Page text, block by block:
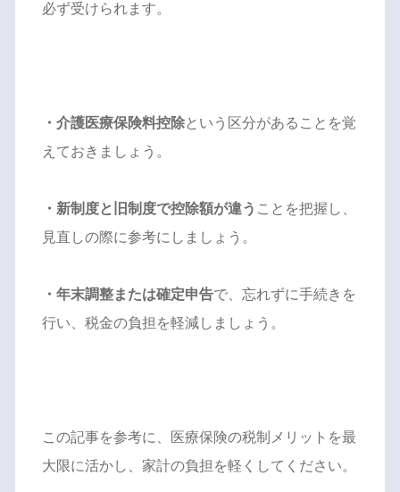
必ず受けられます。
・介護医療保険料控除という区分があることを覚
えておきましょう。
・新制度と旧制度で控除額が違う ことを把握し、
見直しの際に参考にしましょう。
・年末調整または確定申告で、忘れずに手続きを
行い、税金の負担を軽減しましょう。
この記事を参考に、医療保険の税制メリットを最
大限に活かし、家計の負担を軽くしてください。